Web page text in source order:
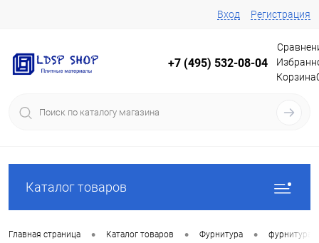
Вход Регистрация
+7 (495) 532-08-04
Корзина
Каталог товаров
Главная страница • Каталог товаров • Фурнитура • фурнитура